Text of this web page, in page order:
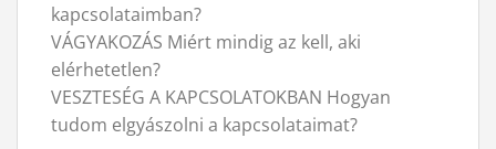
kapcsolataimban?
VÁGYAKOZÁS Miért mindig az kell, aki
elérhetetlen?
VESZTESÉG A KAPCSOLATOKBAN Hogyan
tudom elgyászolni a kapcsolataimat?